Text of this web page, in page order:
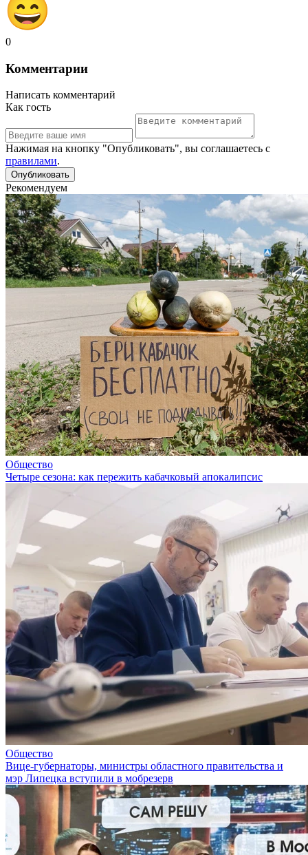
0
Комментарии
Написать комментарий
Как гость
Нажимая на кнопку "Опубликовать", вы соглашаетесь с
правилами.
Рекомендуем
Общество
Четыре сезона: как пережить кабачковый апокалипсис
Общество
Вице-губернаторы, министры областного правительства и
мэр Липецка вступили в мобрезерв